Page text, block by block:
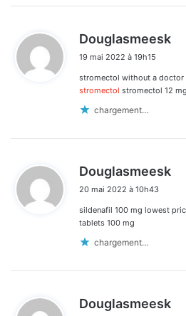
Douglasmeesk
:
19 mai 2022 à 19h15
stromectol without a doctor
stromectol stromectol 12
chargement…
Douglasmeesk
20 mai 2022 à 10h43
sildenafil 100 mg lowest
tablets 100 mg
chargement…
Douglasmeesk